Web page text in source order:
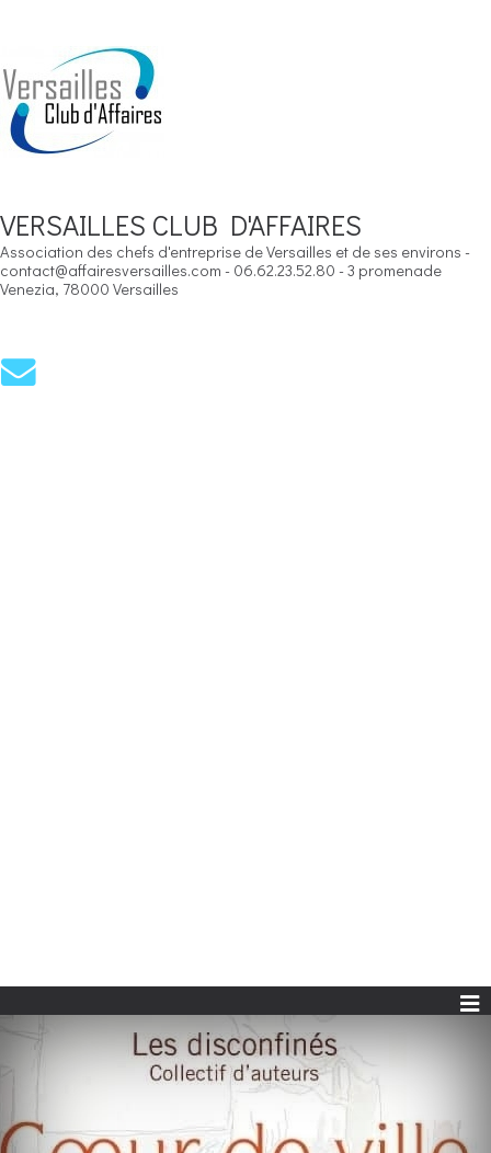
VERSAILLES CLUB D'AFFAIRES
Association des chefs d'entreprise de Versailles et de ses environs -
contact@affairesversailles.com - 06.62.23.52.80 - 3 promenade
Venezia, 78000 Versailles